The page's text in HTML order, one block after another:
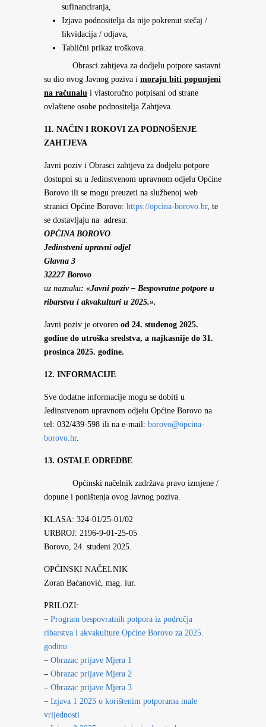
sufinanciranja,
Izjava podnositelja da nije pokrenut stečaj /
likvidacija / odjava,
Tablični prikaz troškova.
Obrasci zahtjeva za dodjelu potpore sastavni
su dio ovog Javnog poziva i moraju biti popunjeni
na računalu i vlastoručno potpisani od strane
ovlaštene osobe podnositelja Zahtjeva.
11. NAČIN I ROKOVI ZA PODNOŠENJE
ZAHTJEVA
Javni poziv i Obrasci zahtjeva za dodjelu potpore
dostupni su u Jedinstvenom upravnom odjelu Općine
Borovo ili se mogu preuzeti na službenoj web
stranici Općine Borovo: https://opcina-borovo.hr, te
se dostavljaju na adresu:
OPĆINA BOROVO
Jedinstveni upravni odjel
Glavna 3
32227 Borovo
uz naznaku: «Javni poziv – Bespovratne potpore u
ribarstvu i akvakulturi u 2025.».
Javni poziv je otvoren od 24. studenog 2025.
godine do utroška sredstva, a najkasnije do 31.
prosinca 2025. godine.
12. INFORMACIJE
Sve dodatne informacije mogu se dobiti u
Jedinstvenom upravnom odjelu Općine Borovo na
tel: 032/439-598 ili na e-mail: borovo@opcina-
borovo.hr.
13. OSTALE ODREDBE
Općinski načelnik zadržava pravo izmjene /
dopune i poništenja ovog Javnog poziva.
KLASA: 324-01/25-01/02
URBROJ: 2196-9-01-25-05
Borovo, 24. studeni 2025.
OPĆINSKI NAČELNIK
Zoran Baćanović, mag. iur.
PRILOZI:
– Program bespovratnih potpora iz područja
ribarstva i akvakulture Općine Borovo za 2025.
godinu
– Obrazac prijave Mjera 1
– Obrazac prijave Mjera 2
– Obrazac prijave Mjera 3
– Izjava 1 2025 o korištenim potporama male
vrijednosti